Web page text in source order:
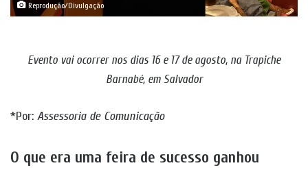
Reprodução/Divulgação
Evento vai ocorrer nos dias 16 e 17 de agosto, na Trapiche
Barnabé, em Salvador
*Por: Assessoria de Comunicação
O que era uma feira de sucesso ganhou